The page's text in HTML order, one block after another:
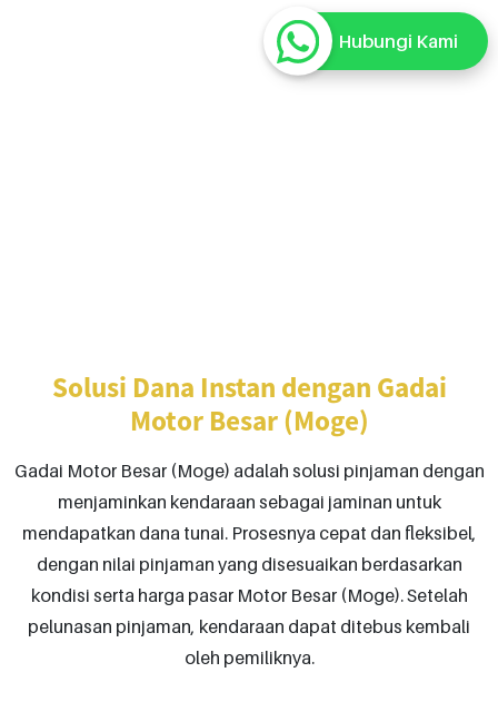
Solusi Dana Instan dengan Gadai
Motor Besar (Moge)
Gadai Motor Besar (Moge) adalah solusi pinjaman dengan
menjaminkan kendaraan sebagai jaminan untuk
mendapatkan dana tunai. Prosesnya cepat dan fleksibel,
dengan nilai pinjaman yang disesuaikan berdasarkan
kondisi serta harga pasar Motor Besar (Moge). Setelah
pelunasan pinjaman, kendaraan dapat ditebus kembali
oleh pemiliknya.
Hubungi Kami